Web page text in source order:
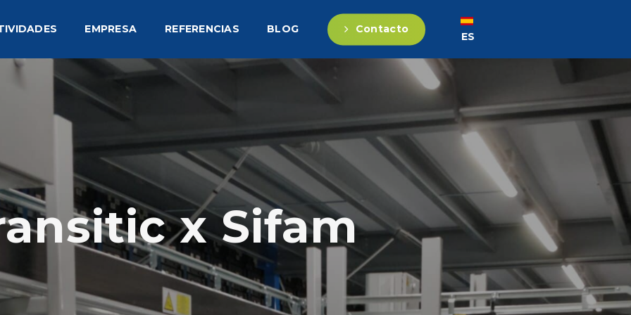
EMPRESA REFERENCIAS BLOG Contacto
ES
EN
DE
x Sifam